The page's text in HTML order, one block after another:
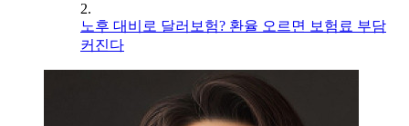
2.
노후 대비로 달러보험? 환율 오르면 보험료 부담
커진다